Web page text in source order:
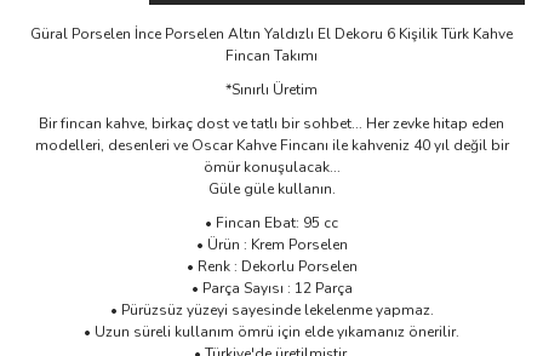
Güral Porselen İnce Porselen Altın Yaldızlı El Dekoru 6 Kişilik Türk Kahve
Fincan Takımı
*Sınırlı Üretim
Bir fincan kahve, birkaç dost ve tatlı bir sohbet... Her zevke hitap eden
modelleri, desenleri ve Oscar Kahve Fincanı ile kahveniz 40 yıl değil bir
ömür konuşulacak...
Güle güle kullanın.
• Fincan Ebat: 95 cc
• Ürün : Krem Porselen
• Renk : Dekorlu Porselen
• Parça Sayısı : 12 Parça
• Pürüzsüz yüzeyi sayesinde lekelenme yapmaz.
• Uzun süreli kullanım ömrü için elde yıkamanız önerilir.